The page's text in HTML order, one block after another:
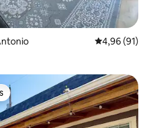
4,96 de uma
4,96 (91)
dos hóspedes